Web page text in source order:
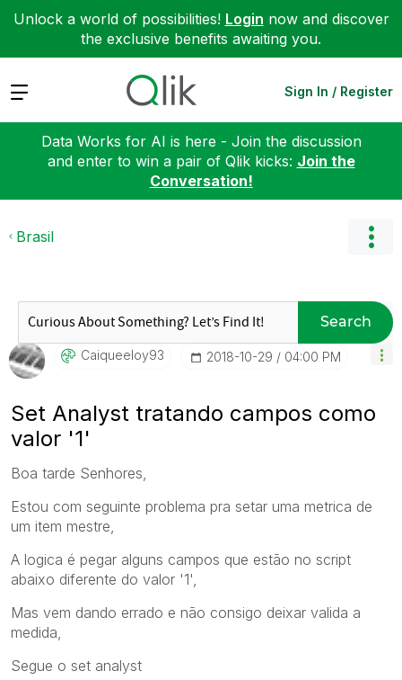
Unlock a world of possibilities! Login now and discover
the exclusive benefits awaiting you.
Expand Sign In / Register
Data Works for AI is here - Join the discussion
and enter to win a pair of Qlik kicks: Join the
Conversation!
Brasil
Search
Caiqueeloy93 ‎2018-10-29 04:00 PM
Set Analyst tratando campos como
valor '1'
Boa tarde Senhores,
Estou com seguinte problema pra setar uma metrica de
um item mestre,
A logica é pegar alguns campos que estão no script
abaixo diferente do valor '1',
Mas vem dando errado e não consigo deixar valida a
medida,
Segue o set analyst